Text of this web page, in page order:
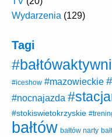
Wydarzenia (129)
Tagi
#iceshow #mazowieckie
#nocnajazda
#stokiswietokrzyskie
bałtów bałtów narty